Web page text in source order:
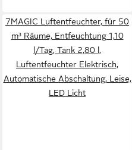
7MAGIC Luftentfeuchter, für 50
m³ Räume, Entfeuchtung 1,10
l/Tag, Tank 2,80 l,
Luftentfeuchter Elektrisch,
Automatische Abschaltung, Leise,
LED Licht